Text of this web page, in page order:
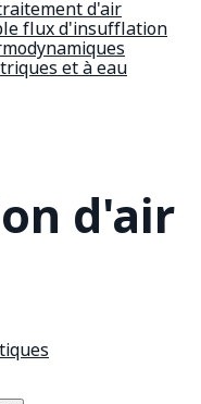
d'air
flux d'insufflation
et à eau
d'air